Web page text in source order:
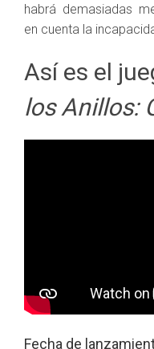
habrá demasiadas
en cuenta la
Así es el
los Anillos:
Fecha de